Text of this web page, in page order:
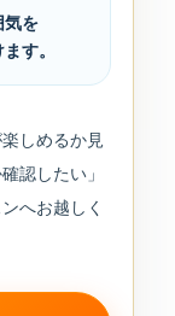
気を
す。
しめるか見
認したい」
へお越しく